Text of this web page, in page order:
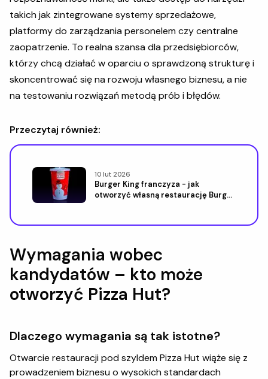
takich jak zintegrowane systemy sprzedażowe,
platformy do zarządzania personelem czy centralne
zaopatrzenie. To realna szansa dla przedsiębiorców,
którzy chcą działać w oparciu o sprawdzoną strukturę i
skoncentrować się na rozwoju własnego biznesu, a nie
na testowaniu rozwiązań metodą prób i błędów.
Przeczytaj również:
10 lut 2026
Burger King franczyza - jak
otworzyć własną restaurację Burger
Wymagania wobec
kandydatów – kto może
otworzyć Pizza Hut?
Dlaczego wymagania są tak istotne?
Otwarcie restauracji pod szyldem Pizza Hut wiąże się z
prowadzeniem biznesu o wysokich standardach